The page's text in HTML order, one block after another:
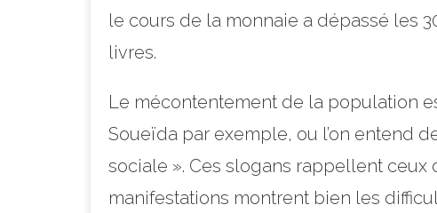
le cours de la monnaie a dépassé les
livres.
Le mécontentement de la population
Soueïda par exemple, ou l’on entend
sociale ». Ces slogans rappellent
manifestations montrent bien les